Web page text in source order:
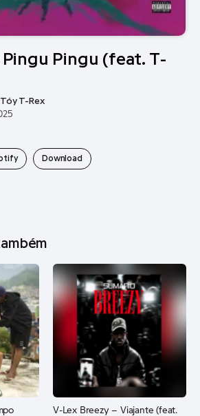
Pingu (feat. T-
T-Rex
Download
V-Lex Breezy – Viajante (feat.